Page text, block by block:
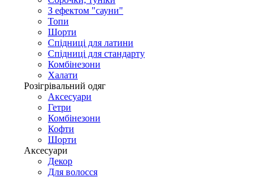
З ефектом "сауни"
Топи
Шорти
Спідниці для латини
Спідниці для стандарту
Комбінезони
Халати
Розігрівальний одяг
Аксесуари
Гетри
Комбінезони
Кофти
Шорти
Аксесуари
Декор
Для волосся